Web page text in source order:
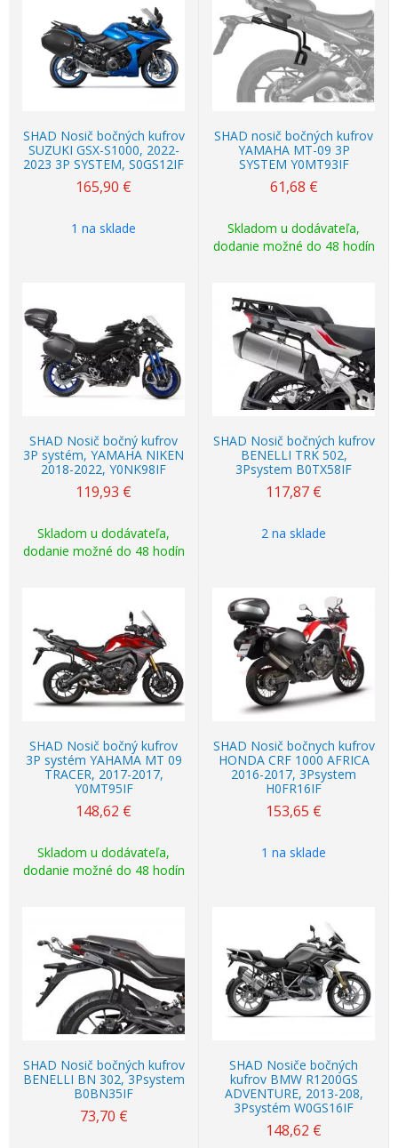
SHAD Nosič bočných kufrov
SUZUKI GSX-S1000, 2022-
2023 3P SYSTEM, S0GS12IF
165,90 €
1 na sklade
SHAD nosič bočných kufrov
YAMAHA MT-09 3P
SYSTEM Y0MT93IF
61,68 €
Skladom u dodávateľa,
dodanie možné do 48 hodín
SHAD Nosič bočný kufrov
3P systém, YAMAHA NIKEN
2018-2022, Y0NK98IF
119,93 €
Skladom u dodávateľa,
dodanie možné do 48 hodín
SHAD Nosič bočných kufrov
BENELLI TRK 502,
3Psystem B0TX58IF
117,87 €
2 na sklade
SHAD Nosič bočný kufrov
3P systém YAHAMA MT 09
TRACER, 2017-2017,
Y0MT95IF
148,62 €
Skladom u dodávateľa,
dodanie možné do 48 hodín
SHAD Nosič bočnych kufrov
HONDA CRF 1000 AFRICA
2016-2017, 3Psystem
H0FR16IF
153,65 €
1 na sklade
SHAD Nosič bočných kufrov
BENELLI BN 302, 3Psystem
B0BN35IF
73,70 €
SHAD Nosiče bočných
kufrov BMW R1200GS
ADVENTURE, 2013-208,
3Psystém W0GS16IF
148,62 €